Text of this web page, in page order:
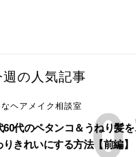
週の人気記事
ヘアメイク相談室
60代のペタンコ＆うねり髪
りきれいにする方法【前編】